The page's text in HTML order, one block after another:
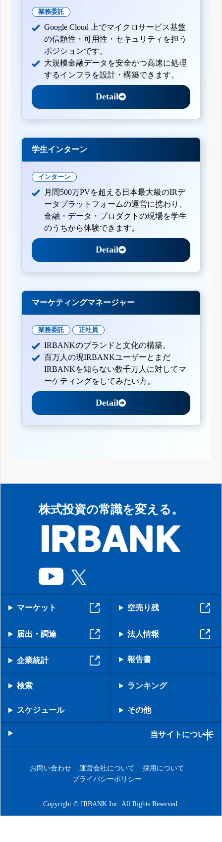
業務委託
Google Cloud 上でマイクロサービス基盤
の信頼性・可用性・セキュリティを担う
ポジションです。
大規模金融データを安全かつ高速に処理
するインフラを設計・構築できます。
Detail
学生インターン
インターン
月間500万PVを超える日本最大級のIRデ
ータプラットフォームの運営に携わり、
金融・データ・プロダクトの現場を学生
のうちから体験できます。
Detail
マーケティングマネージャー
業務委託 正社員
IRBANKのブランドと文化の構築。
百万人の現IRBANKユーザーとまだ
IRBANKを知らない数千万人に対してマ
ーケティングをしてみたい方。
Detail
株式投資の常識を変える。
マーケット 空売り残
届出・調達 法人情報
企業統計 報告書
検索 ランキング
スケジュール その他
当サイトについて
お問い合わせ 運営会社について
採用について
プライバシーポリシー
Copyright © IRBANK Inc. All Rights Reserved.